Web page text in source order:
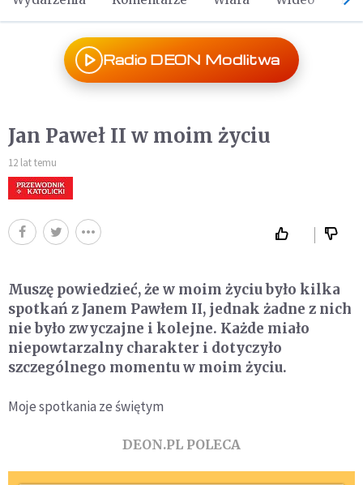
Radio DEON Modlitwa
Jan Paweł II w moim życiu
12 lat temu
Muszę powiedzieć, że w moim życiu było kilka
spotkań z Janem Pawłem II, jednak żadne z nich
nie było zwyczajne i kolejne. Każde miało
niepowtarzalny charakter i dotyczyło
szczególnego momentu w moim życiu.
Moje spotkania ze świętym
DEON.PL POLECA